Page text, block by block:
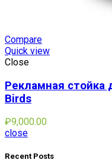
Compare
Quick view
Close
Рекламная стойка
Birds
₽9,000.00
close
Recent Posts